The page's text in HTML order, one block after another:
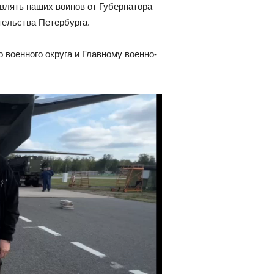
наших воинов от Губернатора
Петербурга.
округа и Главному военно-